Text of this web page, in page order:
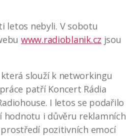
letos nebyli. V sobotu
www.radioblanik.cz jsou
slouží k networkingu
patří Koncert Rádia
I letos se podařilo
i důvěru reklamních
pozitivních emocí